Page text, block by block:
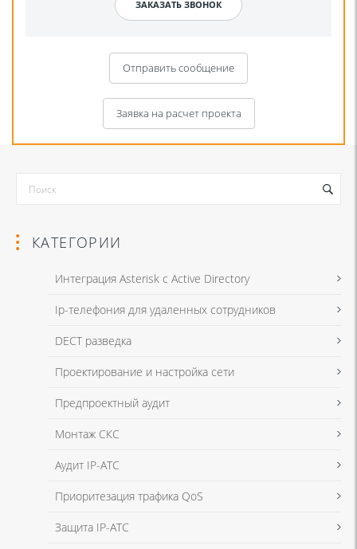
Отправить сообщение
Я даю согласие на обработку моих персональных данных для связи
в соответствии сПолитикой в отношении обработки персональных
Заявка на расчет проекта
Я даю согласие на обработку моих персональных данных для связи
в соответствии с
КАТЕГОРИИ
Интеграция Asterisk с Active Directory
Ip-телефония для удаленных сотрудников
DECT разведка
Проектирование и настройка сети
Предпроектный аудит
Монтаж СКС
Аудит IP-ATC
Приоритезация трафика QoS
Защита IP-ATC